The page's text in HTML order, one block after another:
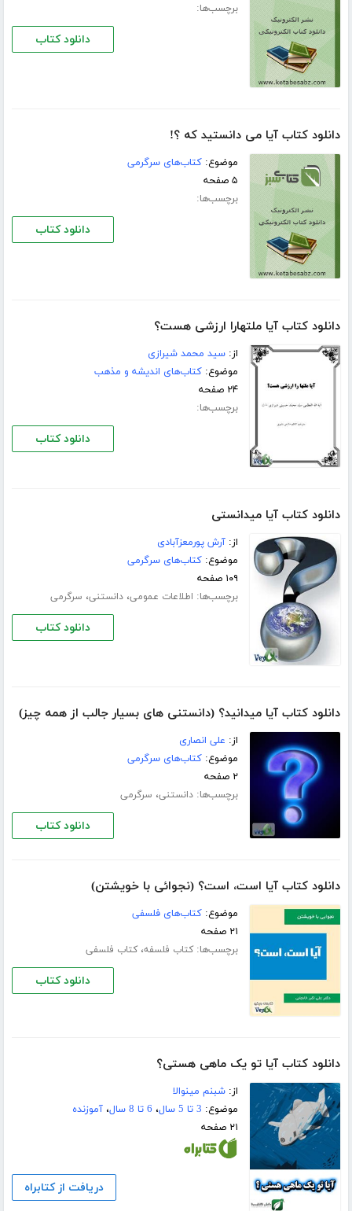
برچسب‌ها:
دانلود کتاب
دانلود کتاب آیا می دانستید که ؟!
موضوع:کتاب‌های سرگرمی
۵ صفحه
برچسب‌ها:
دانلود کتاب
دانلود کتاب آیا ملتهارا ارزشی هست؟
از:سید محمد شیرازی
موضوع:کتاب‌های اندیشه و مذهب
۲۴ صفحه
برچسب‌ها:
دانلود کتاب
دانلود کتاب آیا میدانستی
از:آرش پورمعزآبادی
موضوع:کتاب‌های سرگرمی
۱۰۹ صفحه
برچسب‌ها: اطلاعات عمومی،دانستنی، سرگرمی
دانلود کتاب
دانلود کتاب آیا میدانید؟ (دانستنی های بسیار جالب از همه چیز)
از: علی انصاری
موضوع:کتاب‌های سرگرمی
۲ صفحه
برچسب‌ها:دانستنی، سرگرمی
دانلود کتاب
دانلود کتاب آیا است، است؟ (نجوائی با خویشتن)
موضوع:کتاب‌های فلسفی
۲۱ صفحه
برچسب‌ها:کتاب فلسفه،کتاب فلسفی
دانلود کتاب
دانلود کتاب آیا تو یک ماهی هستی؟
از:شبنم مینوالا
موضوع: 3 تا 5 سال ، 6 تا 8 سال ،آموزنده
۲۱ صفحه
دریافت از کتابراه